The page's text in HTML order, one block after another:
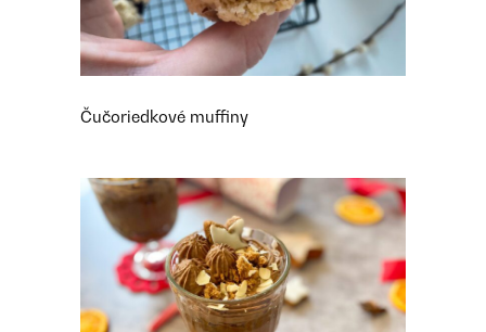
Čučoriedkové muffiny